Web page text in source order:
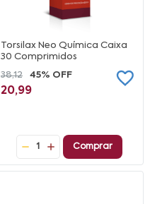
Torsilax Neo Química Caixa
30 Comprimidos
38,12
45% OFF
20,99
1 Comprar